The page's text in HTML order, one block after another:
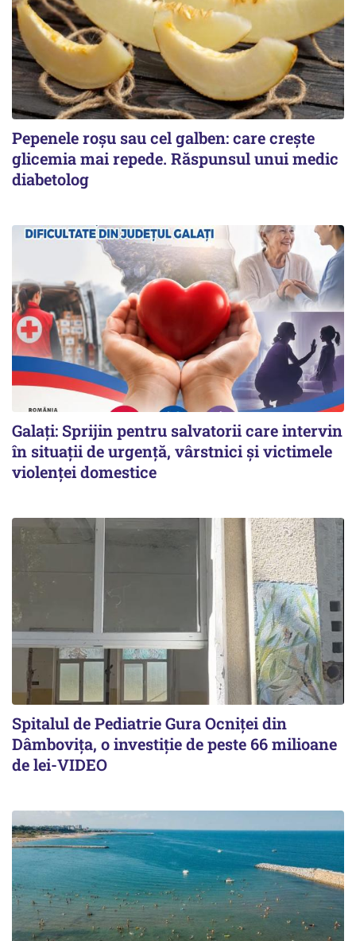
Pepenele roșu sau cel galben: care crește
glicemia mai repede. Răspunsul unui medic
diabetolog
Galați: Sprijin pentru salvatorii care intervin
în situații de urgență, vârstnici și victimele
violenței domestice
Spitalul de Pediatrie Gura Ocniței din
Dâmbovița, o investiție de peste 66 milioane
de lei-VIDEO